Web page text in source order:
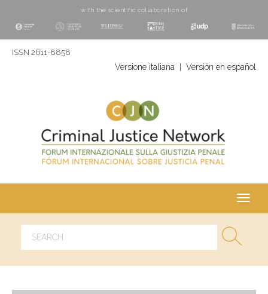
with the scientific collaboration of
ISSN 2611-8858
Versione italiana Versión en español